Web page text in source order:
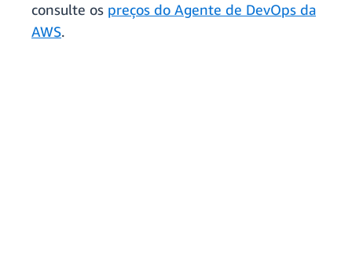
consulte os preços do Agente de DevOps da
AWS.